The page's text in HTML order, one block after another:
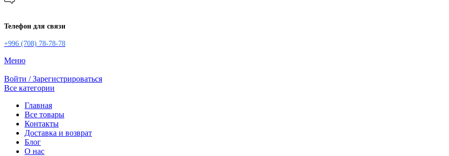
Телефон для связи
+996 (708) 78-78-78
Меню
Войти / Зарегистрироваться
Все категории
Главная
Все товары
Контакты
Доставка и возврат
Блог
О нас